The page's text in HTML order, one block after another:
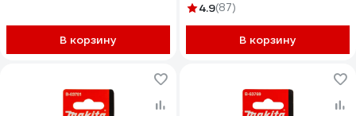
В корзину
4.9(87)
В корзину